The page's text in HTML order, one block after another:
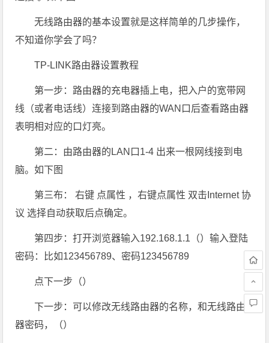
无线路由器的基本设置就是这样简单的几步操作，
不知道你学会了吗？
TP-LINK路由器设置教程
第一步：路由器的充电器插上电，把入户的宽带网
线（或者电话线）连接到路由器的WAN口后查看路由器
表明相对应的口灯亮。
第二：由路由器的LAN口1-4 出来一根网线接到电
脑。如下图
第三布： 右键 点属性 ，右键点属性 双击Internet 协
议 选择自动获取后点确定。
第四步：打开浏览器输入192.168.1.1（）输入登陆
密码：比如123456789、密码123456789
点下一步（）
下一步：可以修改无线路由器的名称，和无线路由
器密码，（）